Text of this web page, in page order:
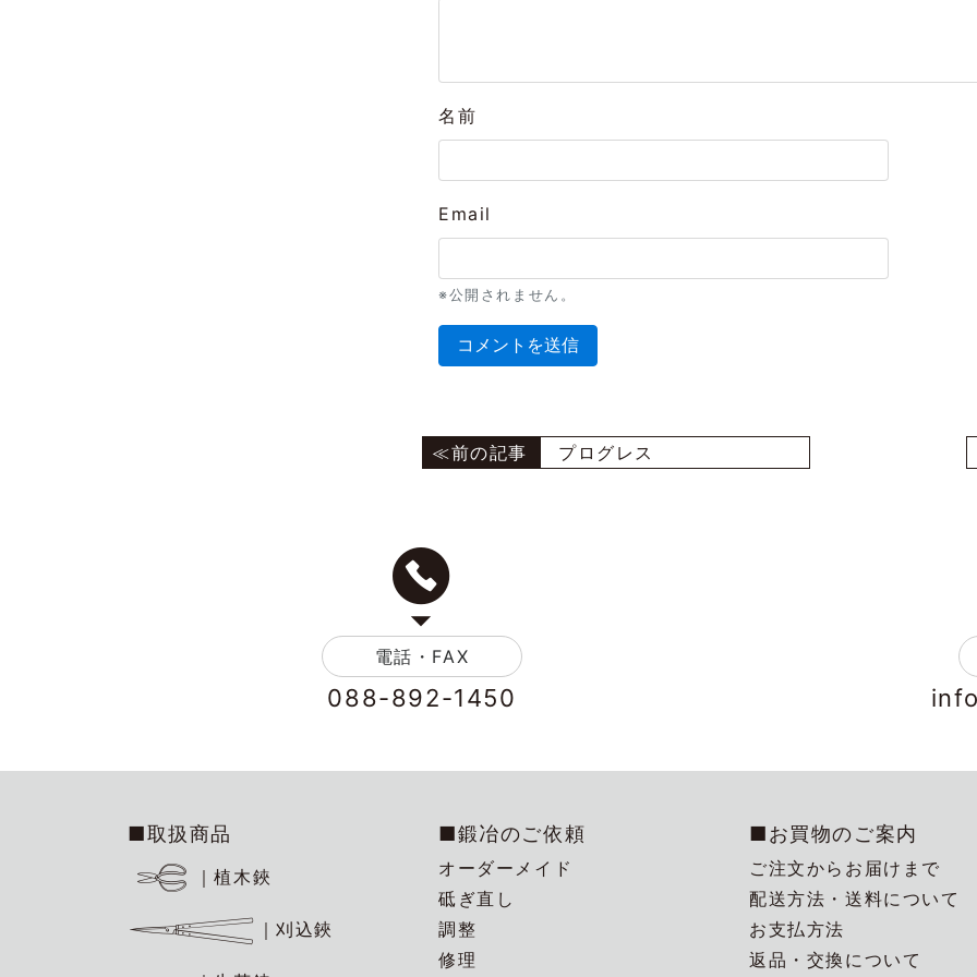
名前
Email
※公開されません。
プログレス
電話・FAX
088-892-1450
■取扱商品
｜植木鋏
｜刈込鋏
■鍛冶のご依頼
オーダーメイド
砥ぎ直し
調整
修理
■お買物のご案内
ご注文からお届けまで
配送方法・送料について
お支払方法
返品・交換について